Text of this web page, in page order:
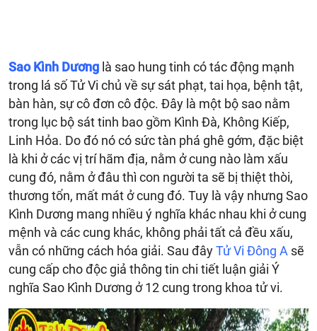
Sao Kình Dương là sao hung tinh có tác động mạnh
trong lá số Tử Vi chủ về sự sát phạt, tai họa, bệnh tật,
bàn hàn, sự cô đơn cô độc. Đây là một bộ sao nằm
trong lục bộ sát tinh bao gồm Kình Đà, Không Kiếp,
Linh Hỏa. Do đó nó có sức tàn phá ghê gớm, đặc biệt
là khi ở các vị trí hãm địa, nằm ở cung nào làm xấu
cung đó, nằm ở đâu thì con người ta sẽ bị thiệt thòi,
thương tổn, mất mát ở cung đó. Tuy là vậy nhưng Sao
Kình Dương mang nhiều ý nghĩa khác nhau khi ở cung
mệnh và các cung khác, không phải tất cả đều xấu,
vẫn có những cách hóa giải. Sau đâyTử Vi Đông A sẽ
cung cấp cho độc giả thông tin chi tiết luận giải Ý
nghĩa Sao Kình Dương ở 12 cung trong khoa tử vi.